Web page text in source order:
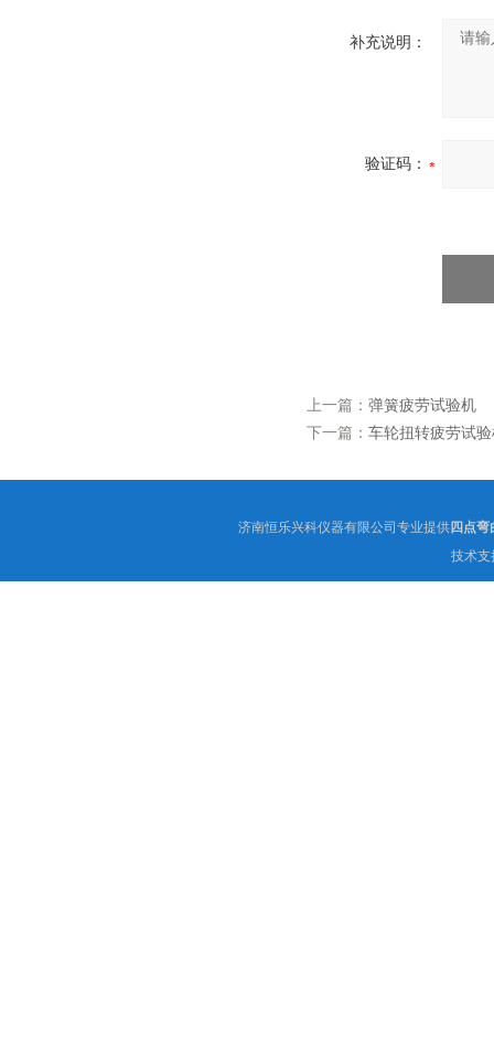
补充说明：
验证码：
上一篇： 弹簧疲劳试验机
下一篇： 车轮扭转疲劳试
济南恒乐兴科仪器有限公司专业提供四点弯
技术支